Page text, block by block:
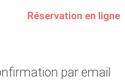
Réservation en ligne
par email